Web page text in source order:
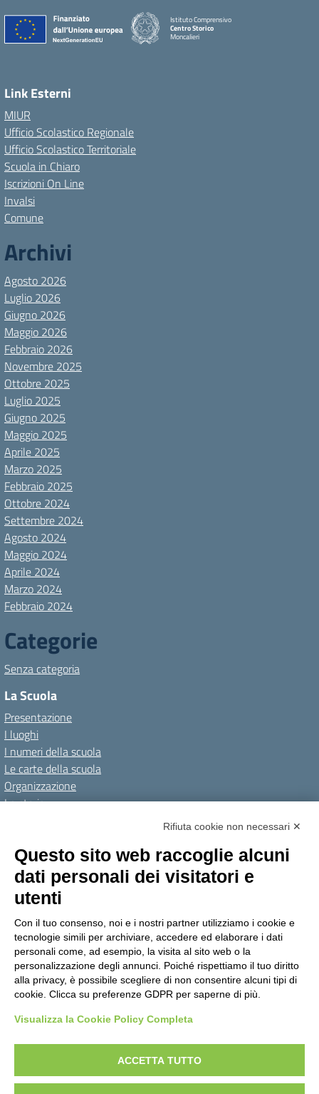
Istituto Comprensivo
Centro Storico
Moncalieri
Link Esterni
MIUR
Ufficio Scolastico Regionale
Ufficio Scolastico Territoriale
Scuola in Chiaro
Iscrizioni On Line
Invalsi
Comune
Archivi
Agosto 2026
Luglio 2026
Giugno 2026
Maggio 2026
Febbraio 2026
Novembre 2025
Ottobre 2025
Luglio 2025
Giugno 2025
Maggio 2025
Aprile 2025
Marzo 2025
Febbraio 2025
Ottobre 2024
Settembre 2024
Agosto 2024
Maggio 2024
Aprile 2024
Marzo 2024
Febbraio 2024
Categorie
Senza categoria
La Scuola
Presentazione
I luoghi
I numeri della scuola
Le carte della scuola
Organizzazione
La storia
Personale scolastico
Famiglie e studenti
Percorsi di studio
Offerta formativa
I progetti delle classi
Novità
Le notizie
Amministrazione TrasparenteAlbo onlinePrivacy Policy
Dichiarazione di accessibilitàObiettivi di accessibilità
Note legali
Rifiuta cookie non necessari ✕
Questo sito web raccoglie alcuni
dati personali dei visitatori e
utenti
Con il tuo consenso, noi e i nostri partner utilizziamo i cookie e
tecnologie simili per archiviare, accedere ed elaborare i dati
personali come, ad esempio, la visita al sito web o la
personalizzazione degli annunci. Poiché rispettiamo il tuo diritto
alla privacy, è possibile scegliere di non consentire alcuni tipi di
cookie. Clicca su preferenze GDPR per saperne di più.
Visualizza la Cookie Policy Completa
ACCETTA TUTTO